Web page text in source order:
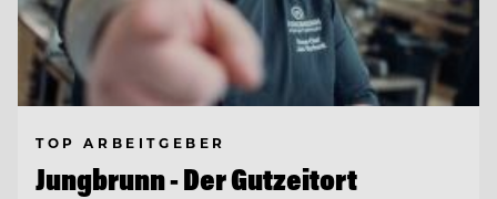
TOP ARBEITGEBER
Jungbrunn - Der Gutzeitort